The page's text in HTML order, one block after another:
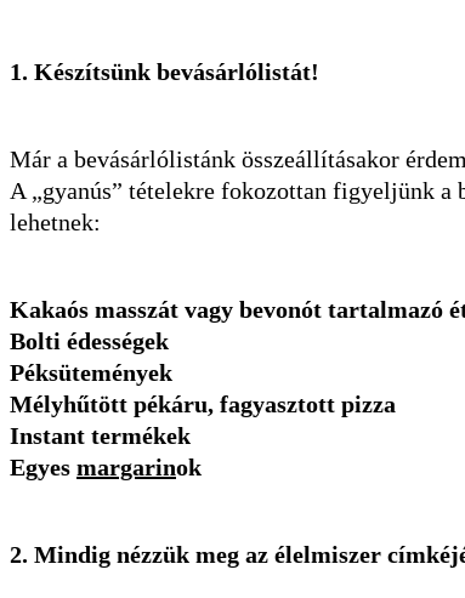
1. Készítsünk bevásárlólistát!
Már a bevásárlólistánk összeállításakor
A „gyanús” tételekre fokozottan figyeljünk a
lehetnek:
Kakaós masszát vagy bevonót tartalmazó
Bolti édességek
Péksütemények
Mélyhűtött pékáru, fagyasztott pizza
Instant termékek
Egyes margarinok
2. Mindig nézzük meg az élelmiszer